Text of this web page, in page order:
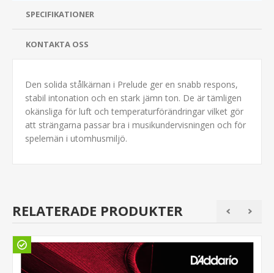
SPECIFIKATIONER
KONTAKTA OSS
Den solida stålkärnan i Prelude ger en snabb respons,
stabil intonation och en stark jämn ton. De är tämligen
okänsliga för luft och temperaturförändringar vilket gör
att strängarna passar bra i musikundervisningen och för
spelemän i utomhusmiljö.
RELATERADE PRODUKTER